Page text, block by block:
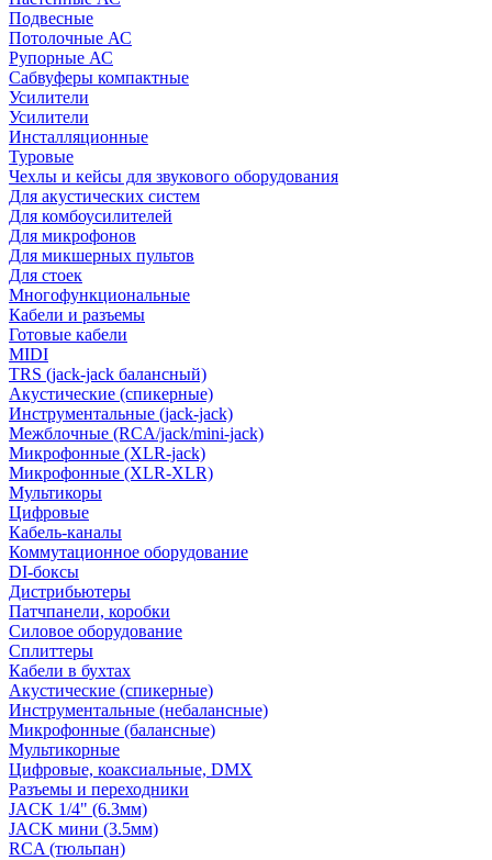
Подвесные
Потолочные АС
Рупорные АС
Сабвуферы компактные
Усилители
Усилители
Инсталляционные
Туровые
Чехлы и кейсы для звукового оборудования
Для акустических систем
Для комбоусилителей
Для микрофонов
Для микшерных пультов
Для стоек
Многофункциональные
Кабели и разъемы
Готовые кабели
MIDI
TRS (jack-jack балансный)
Акустические (спикерные)
Инструментальные (jack-jack)
Межблочные (RCA/jack/mini-jack)
Микрофонные (XLR-jack)
Микрофонные (XLR-XLR)
Мультикоры
Цифровые
Кабель-каналы
Коммутационное оборудование
DI-боксы
Дистрибьютеры
Патчпанели, коробки
Силовое оборудование
Сплиттеры
Кабели в бухтах
Акустические (спикерные)
Инструментальные (небалансные)
Микрофонные (балансные)
Мультикорные
Цифровые, коаксиальные, DMX
Разъемы и переходники
JACK 1/4" (6.3мм)
JACK мини (3.5мм)
RCA (тюльпан)